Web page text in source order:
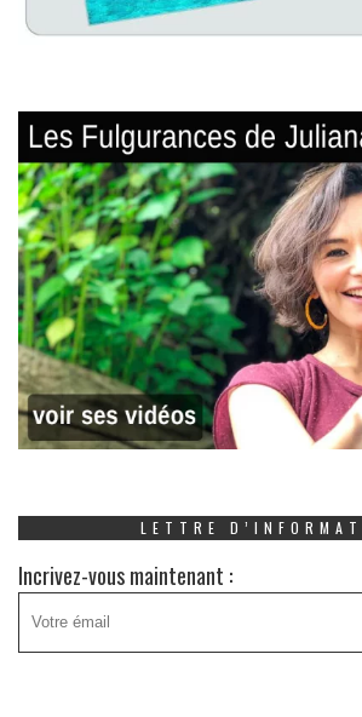
LETTRE
Incrivez-vous maintenant :